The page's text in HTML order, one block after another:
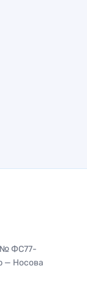
№ ФС77-
— Носова